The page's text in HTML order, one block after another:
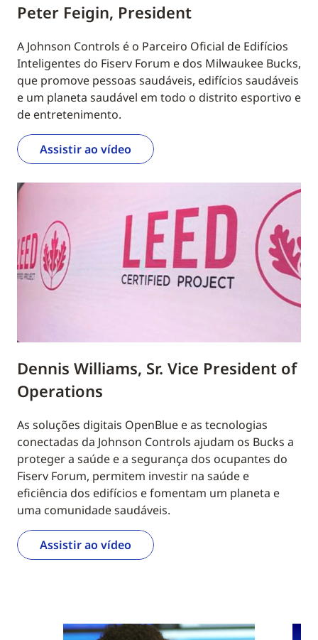
Peter Feigin, President
A Johnson Controls é o Parceiro Oficial de Edifícios
Inteligentes do Fiserv Forum e dos Milwaukee Bucks,
que promove pessoas saudáveis, edifícios saudáveis
e um planeta saudável em todo o distrito esportivo e
de entretenimento.
Assistir ao vídeo
Dennis Williams, Sr. Vice President of
Operations
As soluções digitais OpenBlue e as tecnologias
conectadas da Johnson Controls ajudam os Bucks a
proteger a saúde e a segurança dos ocupantes do
Fiserv Forum, permitem investir na saúde e
eficiência dos edifícios e fomentam um planeta e
uma comunidade saudáveis.
Assistir ao vídeo